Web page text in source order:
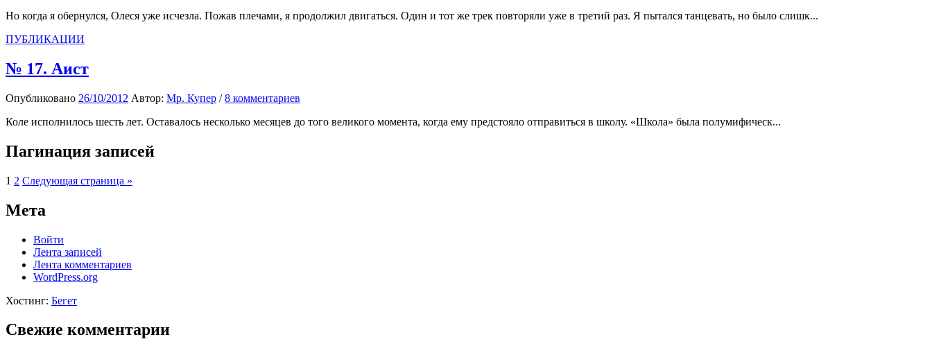
Но когда я обернулся, Олеся уже исчезла. Пожав плечами, я продолжил двигаться. Один и тот же трек повторяли уже в третий раз. Я пытался танцевать, но было слишк...
ПУБЛИКАЦИИ
№ 17. Аист
Опубликовано 26/10/2012 Автор: Мр. Купер /8 комментариев
Коле исполнилось шесть лет. Оставалось несколько месяцев до того великого момента, когда ему предстояло отправиться в школу. «Школа» была полумифическ...
Пагинация записей
1 2 Следующая страница »
Мета
Войти
Лента записей
Лента комментариев
WordPress.org
Хостинг: Бегет
Свежие комментарии